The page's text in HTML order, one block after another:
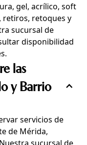
gel, acrílico, soft
retiros, retoques y
sucursal de
disponibilidad
las
y Barrio
servicios de
de Mérida,